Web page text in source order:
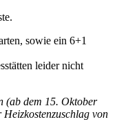
sowie ein 6+1
leider nicht
(ab dem 15. Oktober
Heizkostenzuschlag von